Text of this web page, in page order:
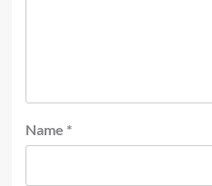
Name *